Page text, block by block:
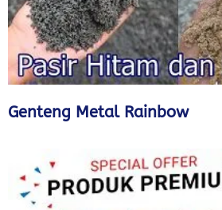
Genteng Metal Rainbow